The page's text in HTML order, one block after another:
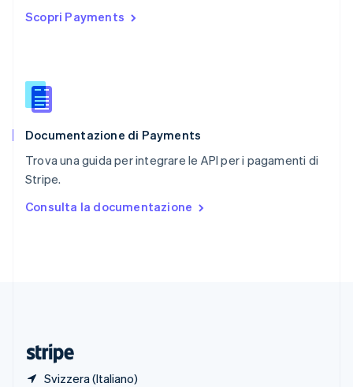
Scopri Payments
Documentazione di Payments
Trova una guida per integrare le API per i pagamenti di
Stripe.
Consulta la documentazione
Svizzera (Italiano)
English
English
Slovacchia
Slovenia
Spagna
Español
English Español简体中文